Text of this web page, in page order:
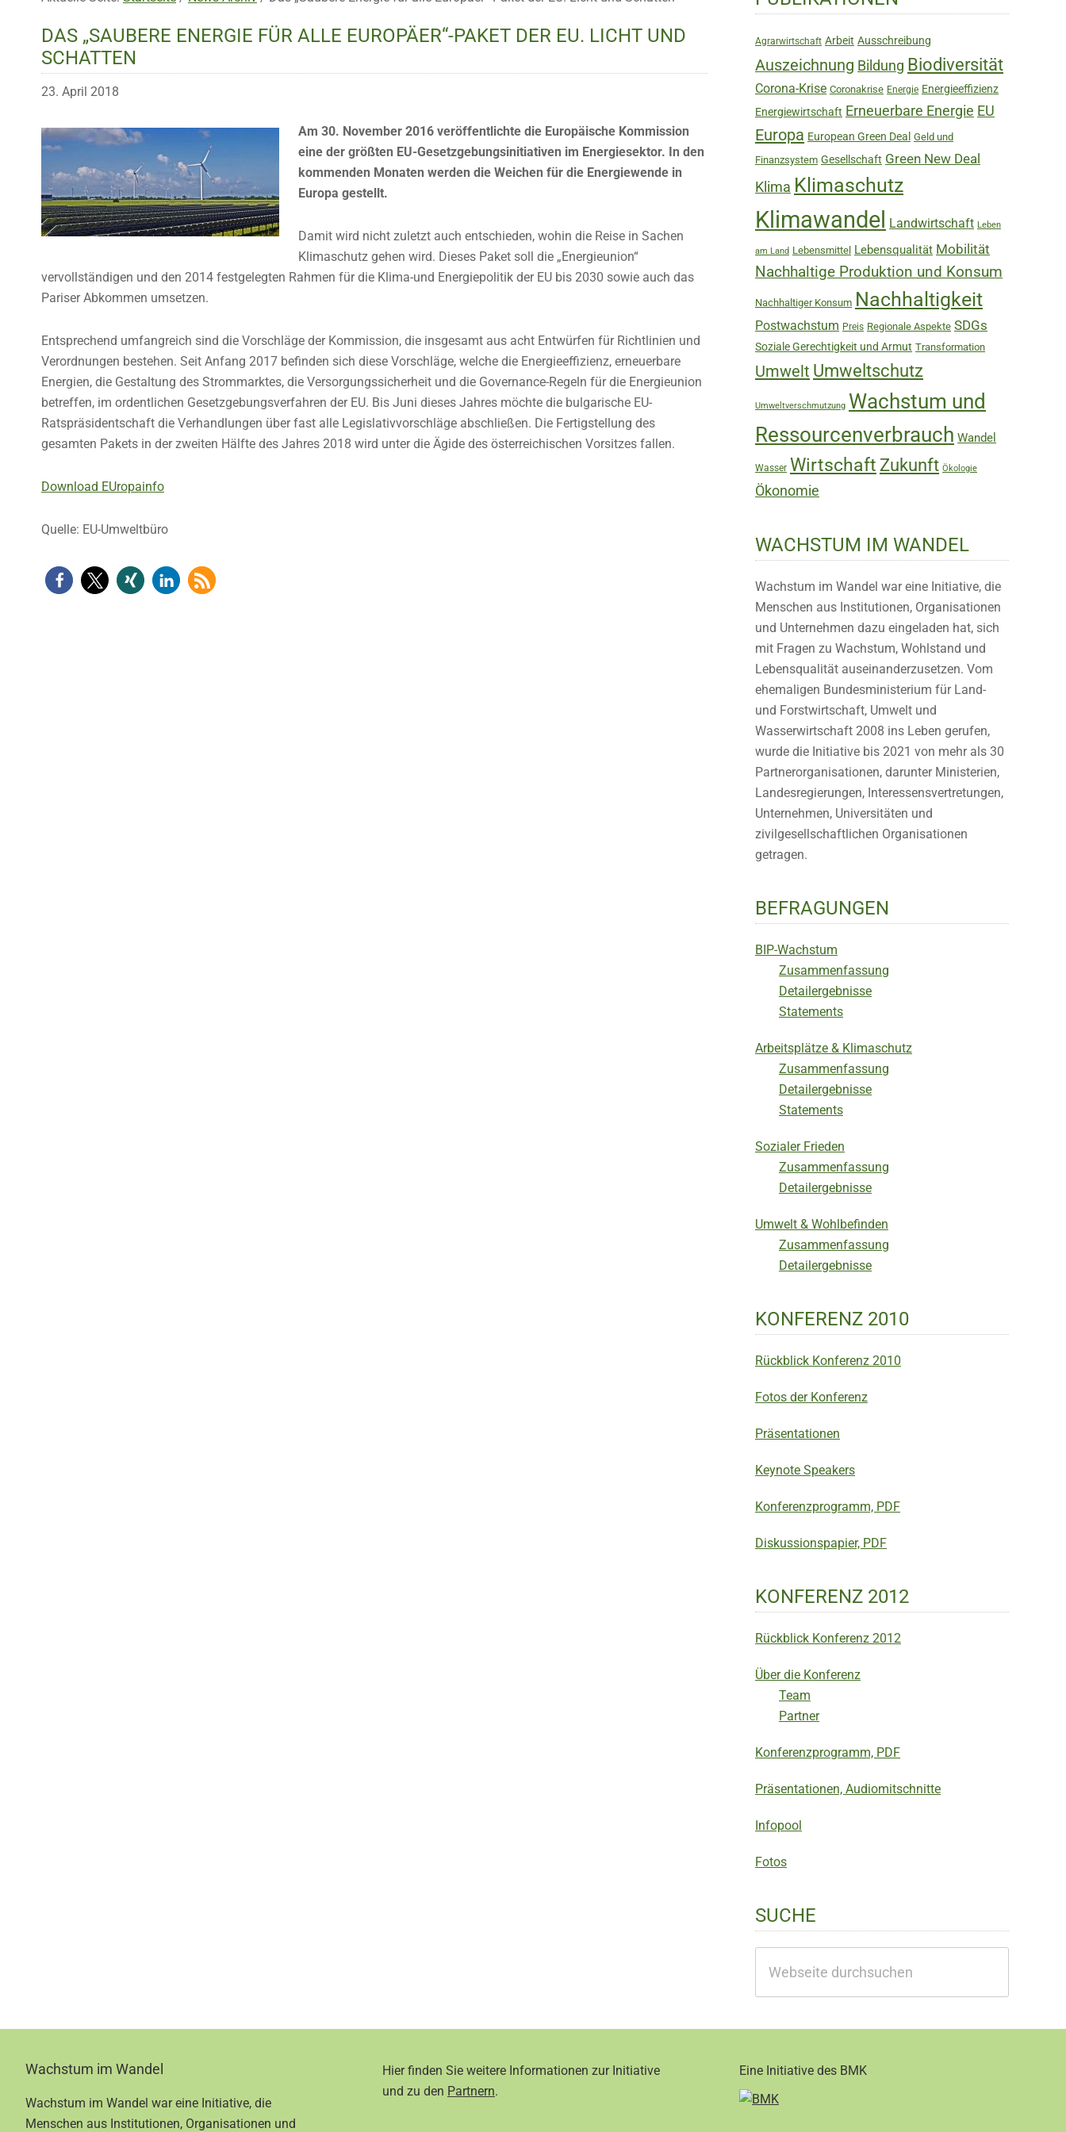
DAS „SAUBERE ENERGIE FÜR ALLE EUROPÄER“-PAKET DER EU. LICHT UND
SCHATTEN
23. April 2018
Am 30. November 2016 veröffentlichte die Europäische Kommission
eine der größten EU-Gesetzgebungsinitiativen im Energiesektor. In den
kommenden Monaten werden die Weichen für die Energiewende in
Europa gestellt.
Damit wird nicht zuletzt auch entschieden, wohin die Reise in Sachen
Klimaschutz gehen wird. Dieses Paket soll die „Energieunion“
vervollständigen und den 2014 festgelegten Rahmen für die Klima-und Energiepolitik der EU bis 2030 sowie auch das
Pariser Abkommen umsetzen.
Entsprechend umfangreich sind die Vorschläge der Kommission, die insgesamt aus acht Entwürfen für Richtlinien und
Verordnungen bestehen. Seit Anfang 2017 befinden sich diese Vorschläge, welche die Energieeffizienz, erneuerbare
Energien, die Gestaltung des Strommarktes, die Versorgungssicherheit und die Governance-Regeln für die Energieunion
betreffen, im ordentlichen Gesetzgebungsverfahren der EU. Bis Juni dieses Jahres möchte die bulgarische EU-
Ratspräsidentschaft die Verhandlungen über fast alle Legislativvorschläge abschließen. Die Fertigstellung des
gesamten Pakets in der zweiten Hälfte des Jahres 2018 wird unter die Ägide des österreichischen Vorsitzes fallen.
Download EUropainfo
Quelle: EU-Umweltbüro
Sidebar
Agrarwirtschaft Arbeit Ausschreibung
Auszeichnung Bildung Biodiversität
Corona-Krise Coronakrise Energie Energieeffizienz
Energiewirtschaft Erneuerbare Energie EU
Europa European Green Deal Geld und
Finanzsystem Gesellschaft Green New Deal
Klima Klimaschutz
Klimawandel Landwirtschaft Leben
am Land Lebensmittel Lebensqualität Mobilität
Nachhaltige Produktion und Konsum
Nachhaltiger Konsum Nachhaltigkeit
Postwachstum Preis Regionale Aspekte SDGs
Soziale Gerechtigkeit und Armut Transformation
Umwelt Umweltschutz
Umweltverschmutzung Wachstum und
Ressourcenverbrauch Wandel
Wasser Wirtschaft Zukunft Ökologie
Ökonomie
WACHSTUM IM WANDEL
Wachstum im Wandel war eine Initiative, die
Menschen aus Institutionen, Organisationen
und Unternehmen dazu eingeladen hat, sich
mit Fragen zu Wachstum, Wohlstand und
Lebensqualität auseinanderzusetzen. Vom
ehemaligen Bundesministerium für Land-
und Forstwirtschaft, Umwelt und
Wasserwirtschaft 2008 ins Leben gerufen,
wurde die Initiative bis 2021 von mehr als 30
Partnerorganisationen, darunter Ministerien,
Landesregierungen, Interessensvertretungen,
Unternehmen, Universitäten und
zivilgesellschaftlichen Organisationen
getragen.
BEFRAGUNGEN
BIP-Wachstum
Zusammenfassung
Detailergebnisse
Statements
Arbeitsplätze & Klimaschutz
Zusammenfassung
Detailergebnisse
Statements
Sozialer Frieden
Zusammenfassung
Detailergebnisse
Umwelt & Wohlbefinden
Zusammenfassung
Detailergebnisse
KONFERENZ 2010
Rückblick Konferenz 2010
Fotos der Konferenz
Präsentationen
Keynote Speakers
Konferenzprogramm, PDF
Diskussionspapier, PDF
KONFERENZ 2012
Rückblick Konferenz 2012
Über die Konferenz
Team
Partner
Konferenzprogramm, PDF
Präsentationen, Audiomitschnitte
Infopool
Fotos
SUCHE
durchsuchen
FooterWachstum im Wandel
Wachstum im Wandel war eine Initiative, die
Menschen aus Institutionen, Organisationen und
Hier finden Sie weitere Informationen zur Initiative
und zu den Partnern.
Eine Initiative des BMK